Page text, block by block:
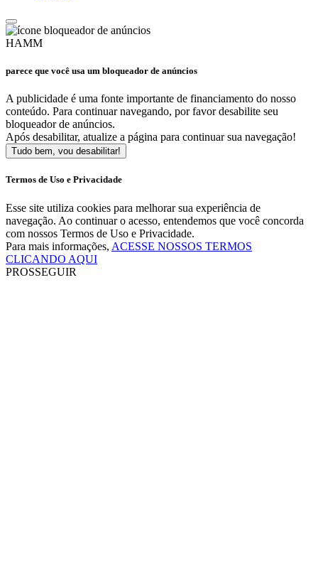
HAMM
parece que você usa um bloqueador de anúncios
A publicidade é uma fonte importante de financiamento do nosso
conteúdo. Para continuar navegando, por favor desabilite seu
bloqueador de anúncios.
Após desabilitar, atualize a página para continuar sua navegação!
Tudo bem, vou desabilitar!
Termos de Uso e Privacidade
Esse site utiliza cookies para melhorar sua experiência de
navegação. Ao continuar o acesso, entendemos que você concorda
com nossos Termos de Uso e Privacidade.
Para mais informações, ACESSE NOSSOS TERMOS
CLICANDO AQUI
PROSSEGUIR